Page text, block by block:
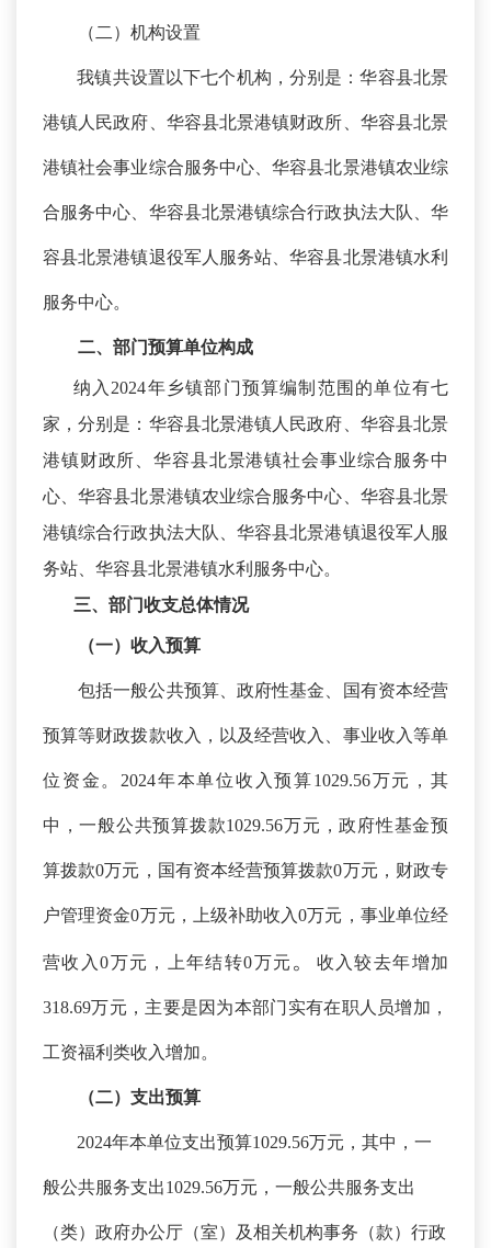
（二）机构设置
我镇共设置以下七个机构，分别是：华容县北景
港镇人民政府、华容县北景港镇财政所、华容县北景
港镇社会事业综合服务中心、华容县北景港镇农业综
合服务中心、华容县北景港镇综合行政执法大队、华
容县北景港镇退役军人服务站、华容县北景港镇水利
服务中心。
二、 部门预算单位构成
纳入 2024年乡镇部门预算编制范围的单位有七
家，分别是：华容县北景港镇人民政府、华容县北景
港镇财政所、华容县北景港镇社会事业综合服务中
心、华容县北景港镇农业综合服务中心、华容县北景
港镇综合行政执法大队、华容县北景港镇退役军人服
务站、华容县北景港镇水利服务中心。
三、部门收支总体情况
（一）收入预算
包括一般公共预算、政府性基金、国有资本经营
预算等财政拨款收入，以及经营收入、事业收入等单
位资金。 2024年本单位收入预算1029.56万元，其
中，一般公共预算拨款1029.56万元，政府性基金预
算拨款0万元，国有资本经营预算拨款0万元，财政专
户管理资金0万元，上级补助收入0万元，事业单位经
营收入0万元，上年结转0万元 。 收入较去年增加
318.69万元，主要是因为本部门实有在职人员增加，
工资福利类收入增加。
（二）支出预算
2024年本单位支出预算1029.56万元，其中，一
般公共服务支出1029.56万元，一般公共服务支出
（类）政府办公厅（室）及相关机构事务（款）行政